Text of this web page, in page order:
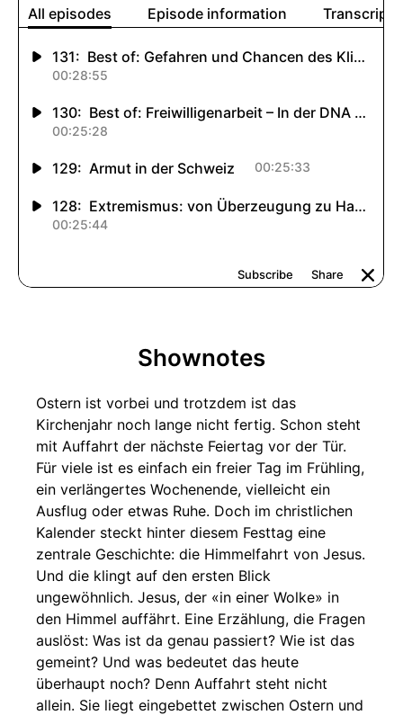
Shownotes
Ostern ist vorbei und trotzdem ist das
Kirchenjahr noch lange nicht fertig. Schon steht
mit Auffahrt der nächste Feiertag vor der Tür.
Für viele ist es einfach ein freier Tag im Frühling,
ein verlängertes Wochenende, vielleicht ein
Ausflug oder etwas Ruhe. Doch im christlichen
Kalender steckt hinter diesem Festtag eine
zentrale Geschichte: die Himmelfahrt von Jesus.
Und die klingt auf den ersten Blick
ungewöhnlich. Jesus, der «in einer Wolke» in
den Himmel auffährt. Eine Erzählung, die Fragen
auslöst: Was ist da genau passiert? Wie ist das
gemeint? Und was bedeutet das heute
überhaupt noch? Denn Auffahrt steht nicht
allein. Sie liegt eingebettet zwischen Ostern und